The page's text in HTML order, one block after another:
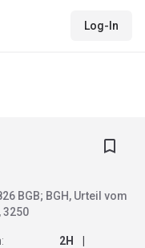
Log-In
bookmark_border
BGB; BGH, Urteil vom
3250
2H